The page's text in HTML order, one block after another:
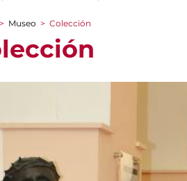
are here
> Museo > Colección